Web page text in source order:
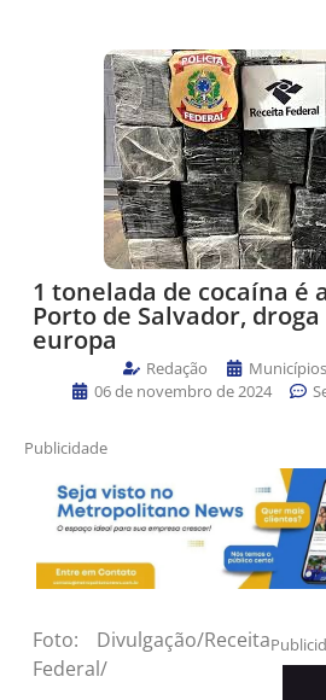
1 tonelada de cocaína é
Porto de Salvador,
europa
Redação Municípios
06 de novembro de 2024
Publicidade
Foto: Divulgação/Receita
Federal/